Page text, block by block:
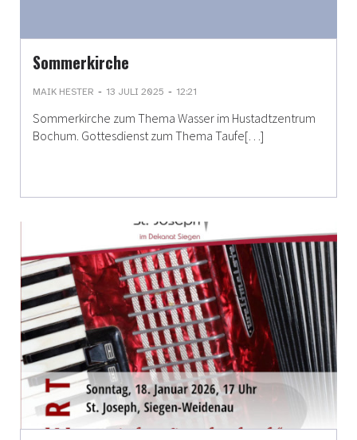
Sommerkirche
MAIK HESTER - 13 JULI 2025 - 12:21
Sommerkirche zum Thema Wasser im Hustadtzentrum
Bochum. Gottesdienst zum Thema Taufe[…]